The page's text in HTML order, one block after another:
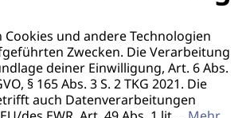
und andere Technologien
Zwecken. Die Verarbeitung
deiner Einwilligung, Art. 6 Abs.
§ 165 Abs. 3 S. 2 TKG 2021. Die
auch Datenverarbeitungen